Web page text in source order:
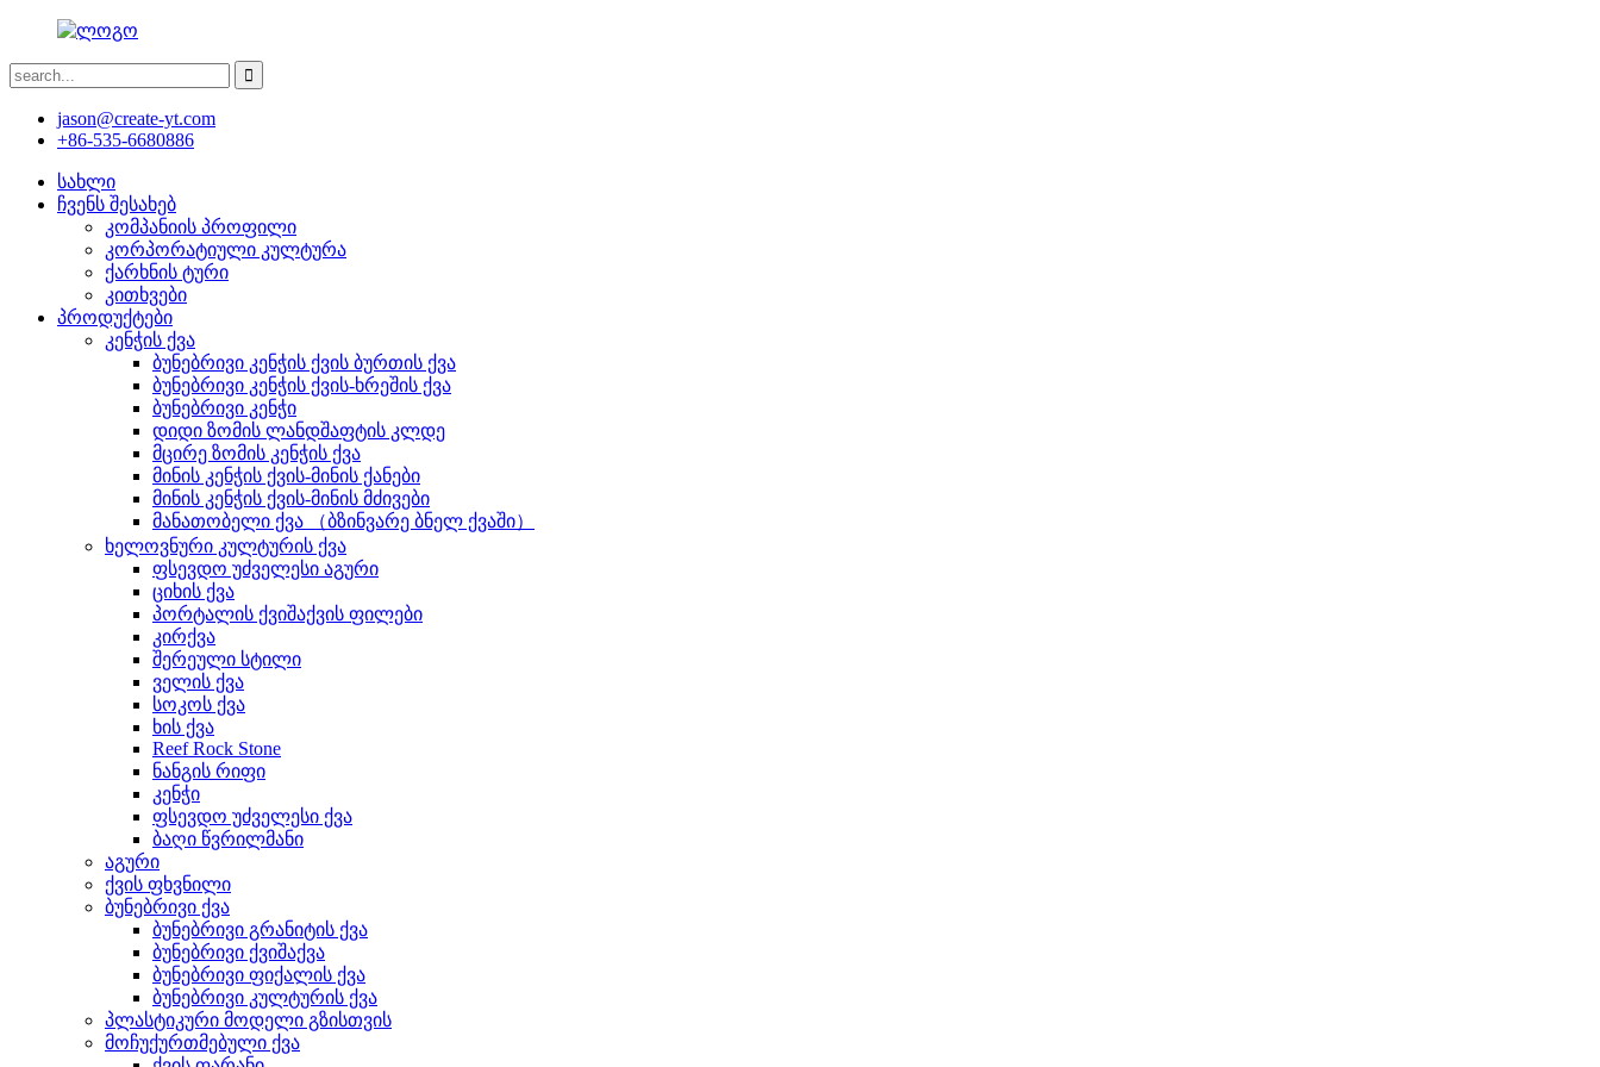
jason@create-yt.com
+86-535-6680886
სახლი
ჩვენს შესახებ
კომპანიის პროფილი
კორპორატიული კულტურა
ქარხნის ტური
კითხვები
პროდუქტები
კენჭის ქვა
ბუნებრივი კენჭის ქვის ბურთის ქვა
ბუნებრივი კენჭის ქვის-ხრეშის ქვა
ბუნებრივი კენჭი
დიდი ზომის ლანდშაფტის კლდე
მცირე ზომის კენჭის ქვა
მინის კენჭის ქვის-მინის ქანები
მინის კენჭის ქვის-მინის მძივები
მანათობელი ქვა （ბზინვარე ბნელ ქვაში）
ხელოვნური კულტურის ქვა
ფსევდო უძველესი აგური
ციხის ქვა
პორტალის ქვიშაქვის ფილები
კირქვა
შერეული სტილი
ველის ქვა
სოკოს ქვა
ხის ქვა
Reef Rock Stone
ნანგის რიფი
კენჭი
ფსევდო უძველესი ქვა
ბაღი წვრილმანი
აგური
ქვის ფხვნილი
ბუნებრივი ქვა
ბუნებრივი გრანიტის ქვა
ბუნებრივი ქვიშაქვა
ბუნებრივი ფიქალის ქვა
ბუნებრივი კულტურის ქვა
პლასტიკური მოდელი გზისთვის
მოჩუქურთმებული ქვა